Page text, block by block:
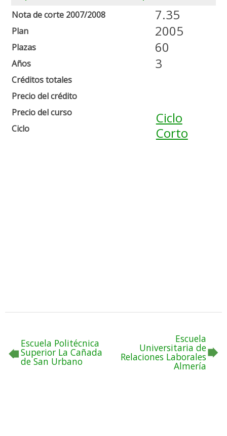
Nota de corte 2007/2008
Plan
Plazas
Años
Créditos totales
Precio del crédito
Precio del curso
Ciclo
7.35
2005
60
3
Ciclo
Corto
Escuela Politécnica
Superior La Cañada
de San Urbano
Escuela
Universitaria de
Relaciones Laborales
Almería